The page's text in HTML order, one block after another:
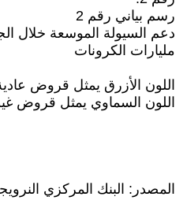
رسم بياني رقم 2
دعم السيولة الموسعة خلال
مليارات الكرونات
اللون الأزرق يمثل قروض
اللون السماوي يمثل قروض
المصدر: البنك المركزي